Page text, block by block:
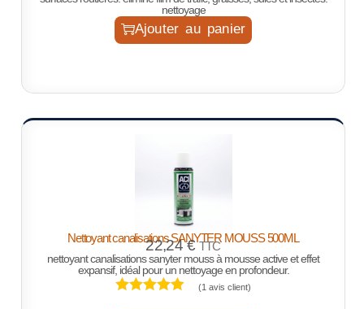
nettoyage
Ajouter au panier
Nettoyant canalisations SANYTER MOUSS 500ML
22,24€ TTC
nettoyant canalisations sanyter mouss à mousse active et effet
expansif, idéal pour un nettoyage en profondeur.
(1 avis client)